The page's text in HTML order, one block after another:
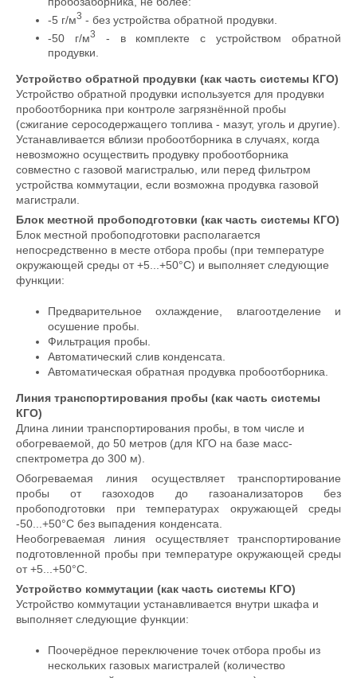
-5 г/м3 - без устройства обратной продувки.
-50 г/м3
- в комплекте с устройством обратной
продувки.
Устройство обратной продувки (как часть системы КГО)
Устройство обратной продувки используется для продувки
пробоотборника при контроле загрязнённой пробы
(сжигание серосодержащего топлива - мазут, уголь и другие).
Устанавливается вблизи пробоотборника в случаях, когда
невозможно осуществить продувку пробоотборника
совместно с газовой магистралью, или перед фильтром
устройства коммутации, если возможна продувка газовой
магистрали.
Блок местной пробоподготовки (как часть системы КГО)
Блок местной пробоподготовки располагается
непосредственно в месте отбора пробы (при температуре
окружающей среды от +5...+50°С) и выполняет следующие
функции:
Предварительное охлаждение, влагоотделение и
осушение пробы.
Фильтрация пробы.
Автоматический слив конденсата.
Автоматическая обратная продувка пробоотборника.
Линия транспортирования пробы (как часть системы
КГО)
Длина линии транспортирования пробы, в том числе и
обогреваемой, до 50 метров (для КГО на базе масс-
спектрометра до 300 м).
Обогреваемая линия осуществляет транспортирование
пробы от газоходов до газоанализаторов без
пробоподготовки при температурах окружающей среды
-50...+50°С без выпадения конденсата.
Необогреваемая линия осуществляет транспортирование
подготовленной пробы при температуре окружающей среды
от +5...+50°С.
Устройство коммутации (как часть системы КГО)
Устройство коммутации устанавливается внутри шкафа и
выполняет следующие функции:
Поочерёдное переключение точек отбора пробы из
нескольких газовых магистралей (количество